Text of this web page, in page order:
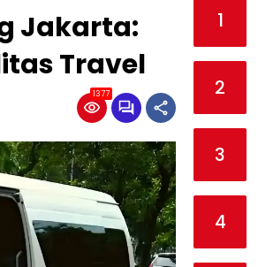
Jakarta:
Travel
1377
1
2
3
4